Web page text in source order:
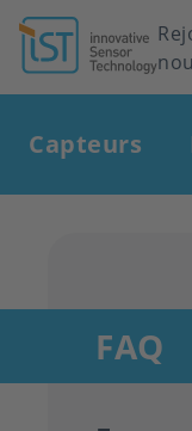
navigation
Capteurs
FAQ